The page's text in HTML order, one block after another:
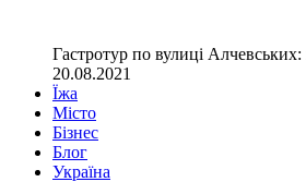
Гастротур по вулиці
20.08.2021
Їжа
Місто
Бізнес
Блог
Україна